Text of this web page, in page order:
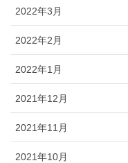
2022年3月
2022年2月
2022年1月
2021年12月
2021年11月
2021年10月